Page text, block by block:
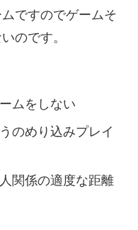
ですのでゲームそ
のです。
ムをしない
のめり込みプレイ
関係の適度な距離